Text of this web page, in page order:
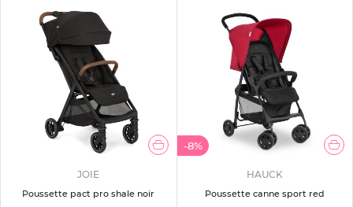
JOIE
Poussette pact pro shale noir
-8%
HAUCK
Poussette canne sport red